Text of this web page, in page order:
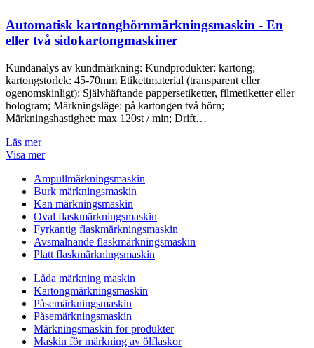
Automatisk kartonghörnmärkningsmaskin - En
eller två sidokartongmaskiner
Kundanalys av kundmärkning: Kundprodukter: kartong;
kartongstorlek: 45-70mm Etikettmaterial (transparent eller
ogenomskinligt): Självhäftande pappersetiketter, filmetiketter eller
hologram; Märkningsläge: på kartongen två hörn;
Märkningshastighet: max 120st / min; Drift…
Läs mer
Visa mer
Ampullmärkningsmaskin
Burk märkningsmaskin
Kan märkningsmaskin
Oval flaskmärkningsmaskin
Fyrkantig flaskmärkningsmaskin
Avsmalnande flaskmärkningsmaskin
Platt flaskmärkningsmaskin
Låda märkning maskin
Kartongmärkningsmaskin
Påsemärkningsmaskin
Påsemärkningsmaskin
Märkningsmaskin för produkter
Maskin för märkning av ölflaskor